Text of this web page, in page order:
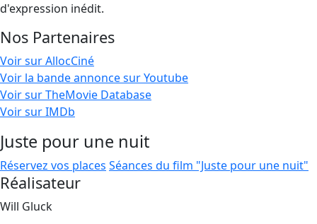
d'expression inédit.
Nos Partenaires
Voir sur AllocCiné
Voir la bande annonce sur Youtube
Voir sur TheMovie Database
Voir sur IMDb
Juste pour une nuit
Réservez vos places Séances du film "Juste pour une nuit"
Réalisateur
Will Gluck